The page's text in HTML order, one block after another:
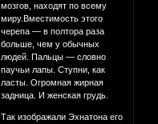
мозгов, находят по всему
миру.Вместимость этого
черепа — в полтора раза
больше, чем у обычных
людей. Пальцы — словно
паучьи лапы. Ступни, как
ласты. Огромная жирная
задница. И женская грудь.
Так изображали Эхнатона его